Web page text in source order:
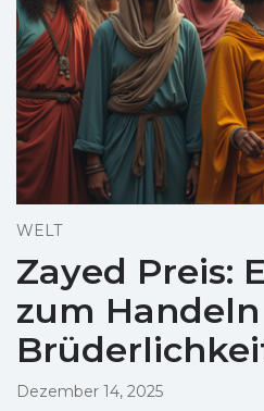
WELT
Zayed Preis:
zum
Dezember 14, 2025